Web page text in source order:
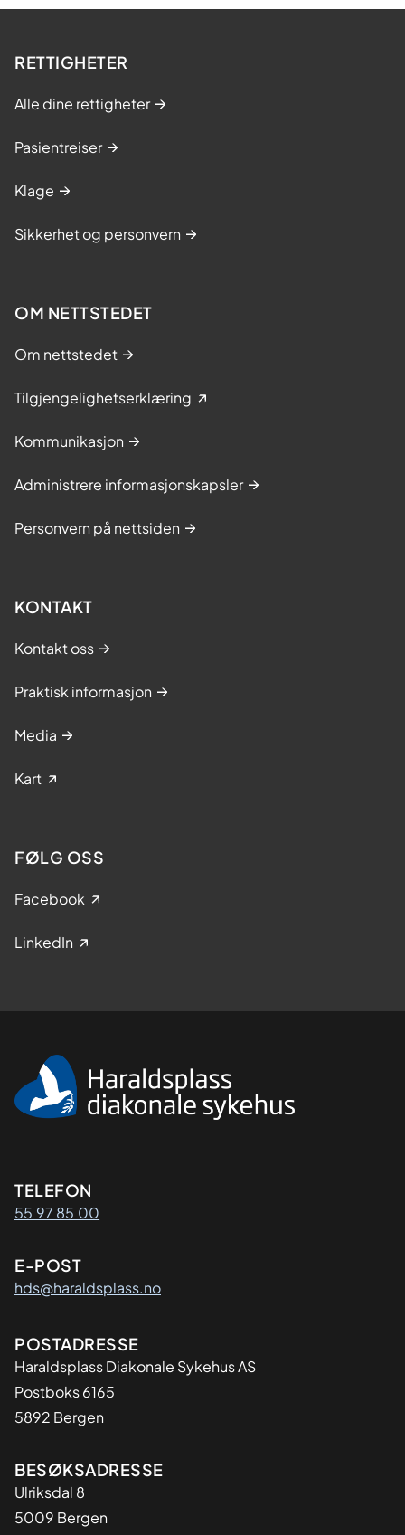
RETTIGHETER
Alle dine rettigheter
Pasientreiser
Klage
Sikkerhet og personvern
OM NETTSTEDET
Om nettstedet
Tilgjengelighetserklæring
Kommunikasjon
Administrere informasjonskapsler
Personvern på nettsiden
KONTAKT
Kontakt oss
Praktisk informasjon
Media
Kart
FØLG OSS
Facebook
LinkedIn
Kontaktinformasjon
TELEFON
55 97 85 00
E-POST
hds@haraldsplass.no
Adresse
POSTADRESSE
Haraldsplass Diakonale Sykehus AS
Postboks 6165
5892 Bergen
BESØKSADRESSE
Ulriksdal 8
5009 Bergen